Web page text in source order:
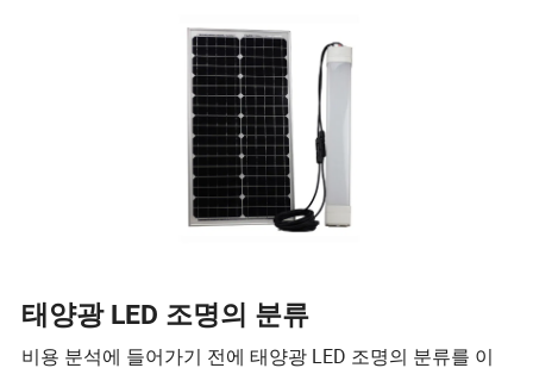
태양광 LED 조명의 분류
비용 분석에 들어가기 전에 태양광 LED 조명의 분류를 이